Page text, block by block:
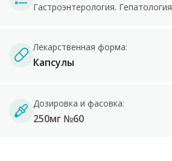
Гастроэнтерология. Гепатология
Лекарственная форма:
Капсулы
Дозировка и фасовка:
250мг №60